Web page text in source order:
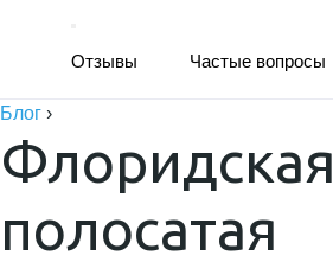
Отзывы Частые вопросы
Блог ›
Флоридская
полосатая